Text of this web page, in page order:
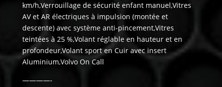
km/h,Verrouillage de sécurité enfant manuel,Vitres
AV et AR électriques à impulsion (montée et
descente) avec système anti-pincement,Vitres
teintées à 25 %,Volant réglable en hauteur et en
profondeur,Volant sport en Cuir avec insert
Aluminium,Volvo On Call
————-